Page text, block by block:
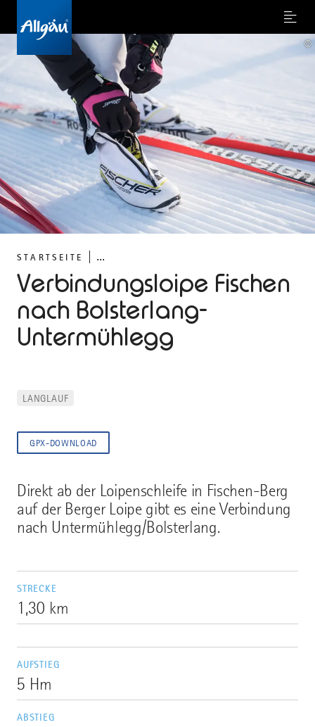
Menu
STARTSEITE ...
Verbindungsloipe Fischen
nach Bolsterlang-
Untermühlegg
©
Direkt ab der Loipenschleife in Fischen-Berg
auf der Berger Loipe gibt es eine Verbindung
nach Untermühlegg/Bolsterlang.
STRECKE
1,30 km
AUFSTIEG
5 Hm
ABSTIEG
LANGLAUF
GPX-DOWNLOAD